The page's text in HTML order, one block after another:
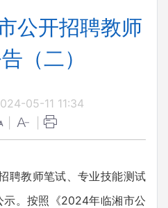
公开招聘教师
（二）
05-11 11:34
教师笔试、专业技能测试
示。按照《2024年临湘市公